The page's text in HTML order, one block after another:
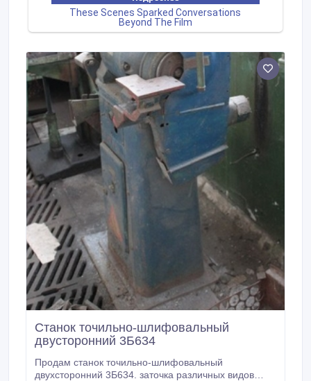
Станок точильно-шлифовальный
двусторонний 3Б634
Продам станок точильно-шлифовальный
двухсторонний 3Б634. заточка различных видов